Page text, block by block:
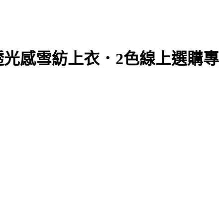
感雪紡上衣．2色線上選購專